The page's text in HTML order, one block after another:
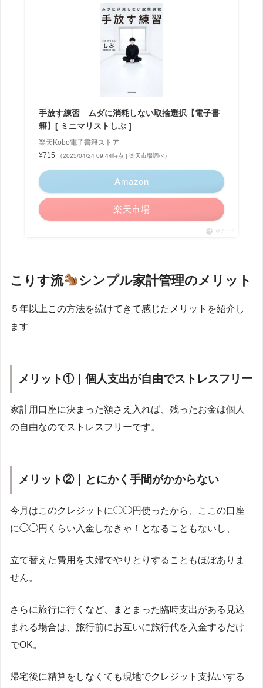
手放す練習 ムダに消耗しない取捨選択【電子書
籍】[ ミニマリストしぶ ]
楽天Kobo電子書籍ストア
¥715
（2025/04/24 09:44時点 | 楽天市場調べ）
Amazon
楽天市場
ポチップ
こりす流 シンプル家計管理のメリット
５年以上この方法を続けてきて感じたメリットを紹介し
ます
メリット①｜個人支出が自由でストレスフリー
家計用口座に決まった額さえ入れば、残ったお金は個人
の自由なのでストレスフリーです。
メリット②｜とにかく手間がかからない
今月はこのクレジットに◯◯円使ったから、ここの口座
に◯◯円くらい入金しなきゃ！となることもないし、
立て替えた費用を夫婦でやりとりすることもほぼありま
せん。
さらに旅行に行くなど、まとまった臨時支出がある見込
まれる場合は、旅行前にお互いに旅行代を入金するだけ
でOK。
帰宅後に精算をしなくても現地でクレジット支払いする